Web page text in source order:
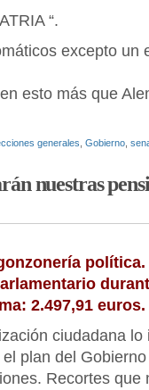
“.
excepto un
esto más que
generales Gobierno
nuestras
2.497,91 euros.
ciudadana
plan del
Recortes que